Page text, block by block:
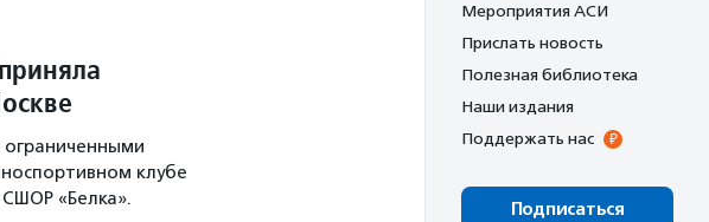
клубе
СШОР «Белка».
Мероприятия АСИ
Прислать новость
Полезная библиотека
Наши издания
Поддержать нас
Подписаться